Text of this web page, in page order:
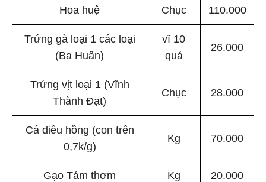
Hoa huệ Chục 110.000
Trứng gà loại 1 các loại
(Ba Huân)
vĩ 10
quả
26.000
Trứng vịt loại 1 (Vĩnh
Thành Đạt)
Chục 28.000
Cá diêu hồng (con trên
0,7k/g)
Kg 70.000
Gạo Tám thơm Kg 20.000